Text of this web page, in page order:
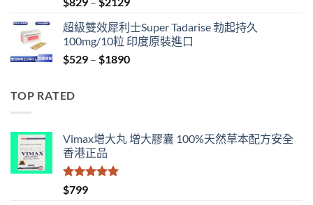
$829
through
$2129
超級雙效犀利士Super Tadarise 勃起持久
100mg/10粒 印度原裝進口
$529 – $1890Price
TOP RATED
Vimax增大丸 增大膠囊 100%天然草本配方安全
香港正品
評分
滿分 5
$799